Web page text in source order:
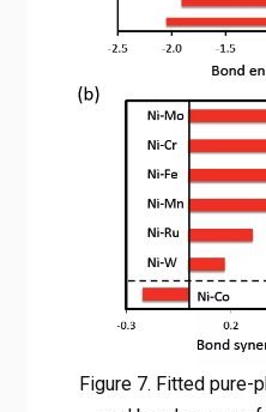
Figure 7. Fitted pure-